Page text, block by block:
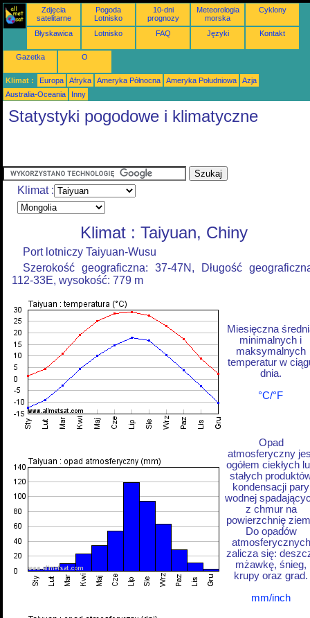
Zdjęcia
satelitarne
Pogoda
Lotnisko
10-dni
prognozy
Meteorologia
morska
Cyklony
Błyskawica Lotnisko FAQ Języki Kontakt
Gazetka O
Klimat : Europa Afryka Ameryka Północna Ameryka Południowa
Azja
Australia-Oceania
Inny
Statystyki pogodowe i klimatyczne
Klimat :
Klimat : Taiyuan, Chiny
Port lotniczy Taiyuan-Wusu
Szerokość geograficzna: 37-47N, Długość
112-33E, wysokość: 779 m
Miesięczna
minimalnych i
maksymalnych
temperatur w
dnia.
°C/°F
Opad
atmosferyczny
ogółem ciekłych
stałych
kondensacji pary
wodnej
z chmur na
powierzchnię
Do opadów
atmosferycznych
zalicza się:
mżawkę, śnieg,
krupy oraz grad.
mm/inch